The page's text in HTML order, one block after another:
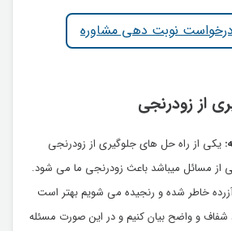
نوبت دهی مشاوره
از زودرنجی
یکی از راه حل های جلوگیری از زودرنجی
از مسائل میباشد باعث زودرنجی ما می شود.
خاطر شده و رنجیده می شویم بهتر است
شفاف و واضح بیان کنیم و در این صورت مسئله